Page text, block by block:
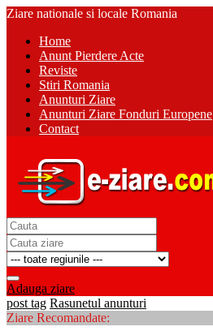
Ziare nationale si locale Romania
Home
Anunt Pierdere Acte
Reviste
Stiri Romania
Anunturi Ziare
Anunturi Ziare Fonduri Europene
Contact
Adauga ziare
post tag Rasunetul anunturi
Ziare Recomandate: